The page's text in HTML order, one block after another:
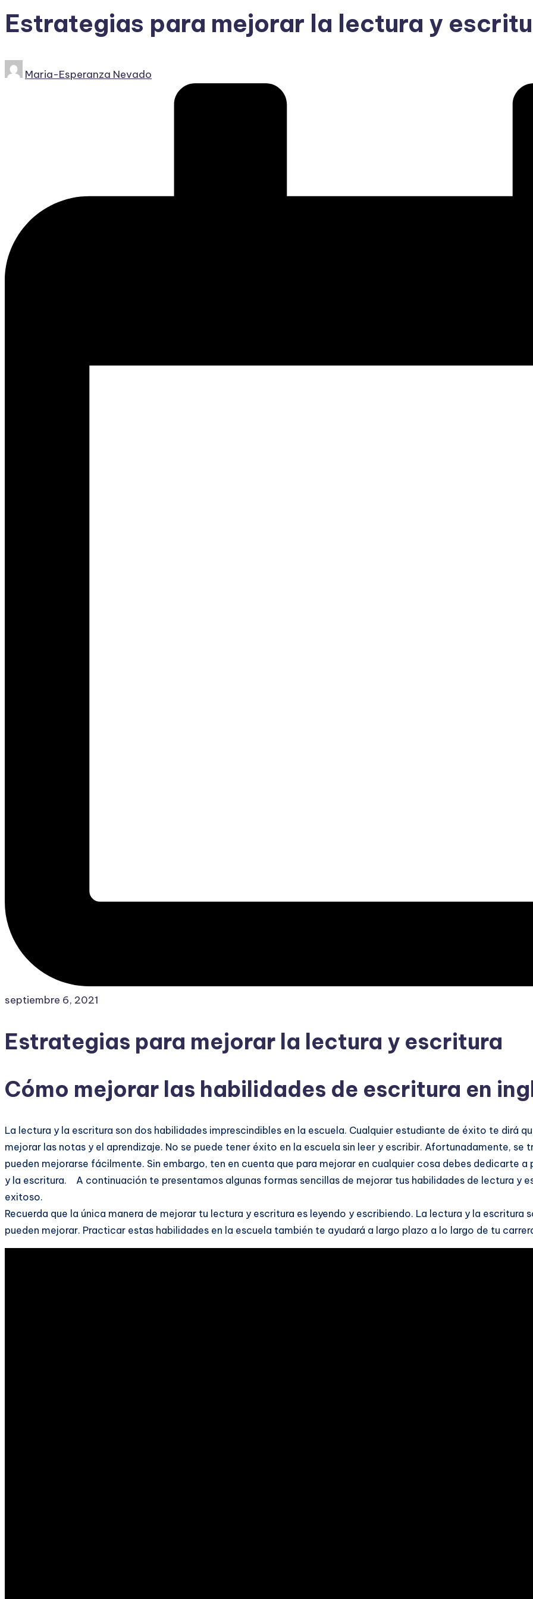
Estrategias para mejorar la lectura y
Publicado
Maria-Esperanza Nevado
septiembre 6, 2021
Estrategias para mejorar la lectura y escritura
Cómo mejorar las habilidades de escritura en
La lectura y la escritura son dos habilidades imprescindibles en la escuela. Cualquier estudiante de éxito te dirá
mejorar las notas y el aprendizaje. No se puede tener éxito en la escuela sin leer y escribir. Afortunadamente, se
pueden mejorarse fácilmente. Sin embargo, ten en cuenta que para mejorar en cualquier cosa debes dedicarte
y la escritura. A continuación te presentamos algunas formas sencillas de mejorar tus habilidades de lectura y
exitoso.
Recuerda que la única manera de mejorar tu lectura y escritura es leyendo y escribiendo. La lectura y la escritura
pueden mejorar. Practicar estas habilidades en la escuela también te ayudará a largo plazo a lo largo de tu